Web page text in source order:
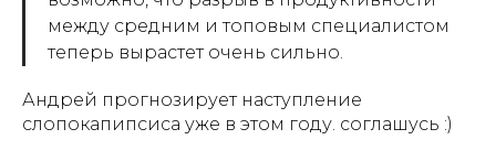
между средним и топовым специалистом
теперь вырастет очень сильно.
Андрей прогнозирует наступление
слопокапипсиса уже в этом году. соглашусь :)